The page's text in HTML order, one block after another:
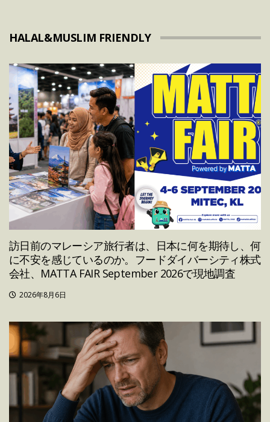
HALAL&MUSLIM FRIENDLY
訪日前のマレーシア旅行者は、日本に何を期待し、何
に不安を感じているのか。フードダイバーシティ株式
会社、MATTA FAIR September 2026で現地調査
2026年8月6日